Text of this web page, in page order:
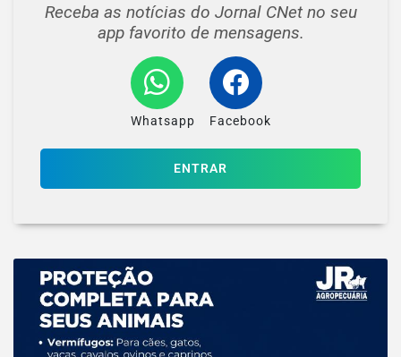
Receba as notícias do Jornal CNet no seu
app favorito de mensagens.
Whatsapp Facebook
ENTRAR